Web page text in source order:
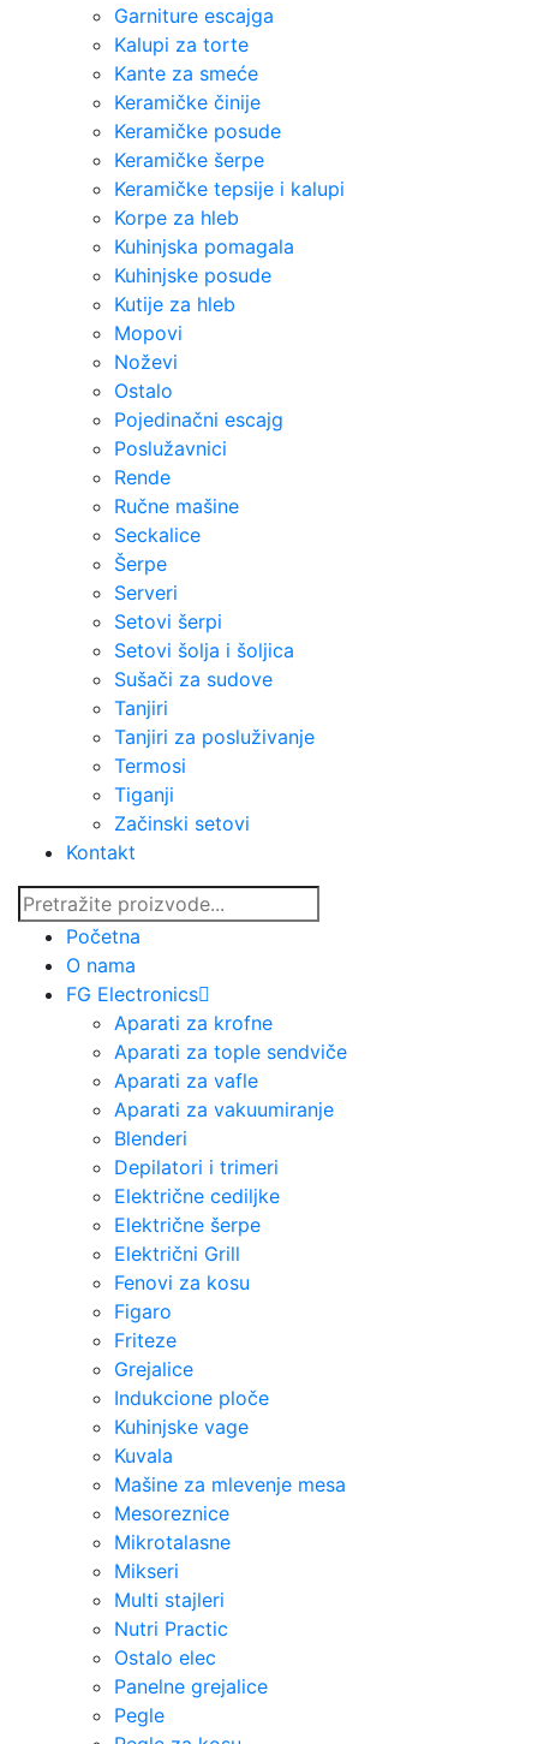
Garniture escajga
Kalupi za torte
Kante za smeće
Keramičke činije
Keramičke posude
Keramičke šerpe
Keramičke tepsije i kalupi
Korpe za hleb
Kuhinjska pomagala
Kuhinjske posude
Kutije za hleb
Mopovi
Noževi
Ostalo
Pojedinačni escajg
Poslužavnici
Rende
Ručne mašine
Seckalice
Šerpe
Serveri
Setovi šerpi
Setovi šolja i šoljica
Sušači za sudove
Tanjiri
Tanjiri za posluživanje
Termosi
Tiganji
Začinski setovi
Kontakt
Početna
O nama
FG Electronics
Aparati za krofne
Aparati za tople sendviče
Aparati za vafle
Aparati za vakuumiranje
Blenderi
Depilatori i trimeri
Električne cediljke
Električne šerpe
Električni Grill
Fenovi za kosu
Figaro
Friteze
Grejalice
Indukcione ploče
Kuhinjske vage
Kuvala
Mašine za mlevenje mesa
Mesoreznice
Mikrotalasne
Mikseri
Multi stajleri
Nutri Practic
Ostalo elec
Panelne grejalice
Pegle